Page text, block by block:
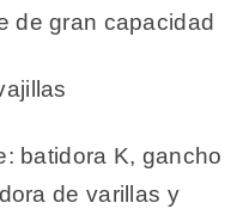
de gran capacidad
batidora K, gancho
de varillas y